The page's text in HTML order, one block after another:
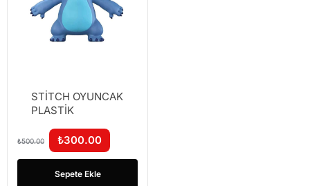
STİTCH OYUNCAK
PLASTİK
₺500.00 ₺300.00
Sepete Ekle